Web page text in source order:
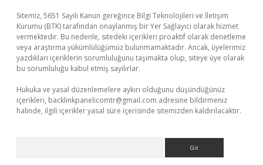
Sitemiz, 5651 Sayılı Kanun gereğince Bilgi Teknolojileri ve İletişim
Kurumu (BTK) tarafından onaylanmış bir Yer Sağlayıcı olarak hizmet
vermektedir. Bu nedenle, sitedeki içerikleri proaktif olarak denetleme
veya araştırma yükümlülüğümüz bulunmamaktadır. Ancak, üyelerimiz
yazdıkları içeriklerin sorumluluğunu taşımakta olup, siteye üye olarak
bu sorumluluğu kabul etmiş sayılırlar.
Hukuka ve yasal düzenlemelere aykırı olduğunu düşündüğünüz
içerikleri, backlinkpanelicomtr@gmail.com adresine bildirmeniz
halinde, ilgili içerikler yasal süre içerisinde sitemizden kaldırılacaktır.